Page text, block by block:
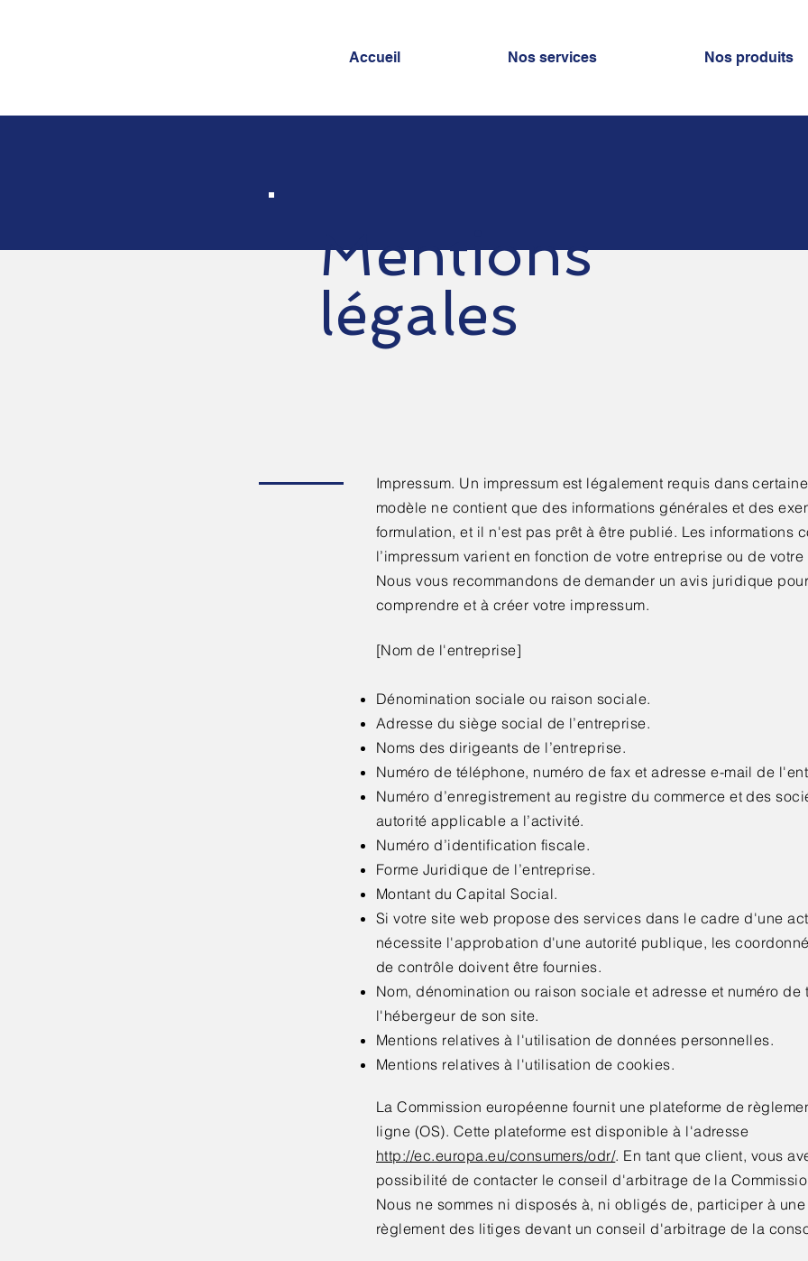
Accueil Nos services Nos produits
Mentions
légales
Impressum. Un impressum est légalement requis dans
modèle ne contient que des informations générales et des
formulation, et il n'est pas prêt à être publié. Les informations
l’impressum varient en fonction de votre entreprise ou de
Nous vous recommandons de demander un avis juridique
comprendre et à créer votre impressum.
[Nom de l'entreprise]
Dénomination sociale ou raison sociale.
Adresse du siège social de l’entreprise.
Noms des dirigeants de l’entreprise.
Numéro de téléphone, numéro de fax et adresse e-mail de
Numéro d’enregistrement au registre du commerce et des
autorité applicable a l’activité.
Numéro d’identification fiscale.
Forme Juridique de l’entreprise.
Montant du Capital Social.
Si votre site web propose des services dans le cadre d'une
nécessite l'approbation d'une autorité publique, les
de contrôle doivent être fournies. ​​​
Nom, dénomination ou raison sociale et adresse et numéro de
l'hébergeur de son site.
Mentions relatives à l'utilisation de données personnelles.
Mentions relatives à l'utilisation de cookies.
La Commission européenne fournit une plateforme de
ligne (OS). Cette plateforme est disponible à l'adresse
http://ec.europa.eu/consumers/odr/. En tant que client, vous
possibilité de contacter le conseil d'arbitrage de la
Nous ne sommes ni disposés à, ni obligés de, participer à
règlement des litiges devant un conseil d'arbitrage de la